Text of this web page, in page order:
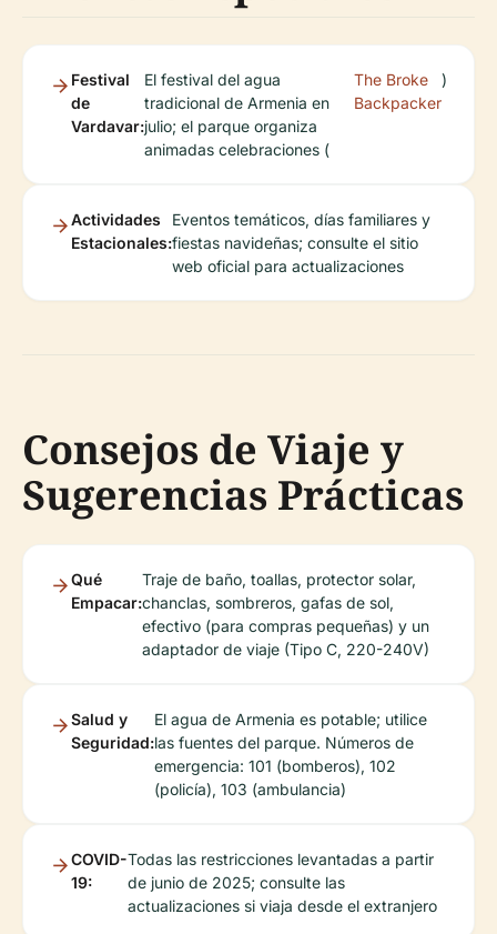
Festival
de
Vardavar:
El festival del agua
tradicional de Armenia en
julio; el parque organiza
animadas celebraciones (
The Broke
Backpacker
)
Actividades
Estacionales:
Eventos temáticos, días familiares y
fiestas navideñas; consulte el sitio
web oficial para actualizaciones
Consejos de Viaje y
Sugerencias Prácticas
Qué
Empacar:
Traje de baño, toallas, protector solar,
chanclas, sombreros, gafas de sol,
efectivo (para compras pequeñas) y un
adaptador de viaje (Tipo C, 220-240V)
Salud y
Seguridad:
El agua de Armenia es potable; utilice
las fuentes del parque. Números de
emergencia: 101 (bomberos), 102
(policía), 103 (ambulancia)
COVID-
19:
Todas las restricciones levantadas a partir
de junio de 2025; consulte las
actualizaciones si viaja desde el extranjero